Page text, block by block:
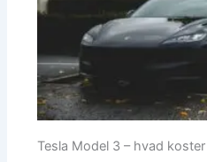
Tesla Model 3 – hvad